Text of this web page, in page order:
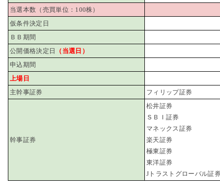
当選本数（売買単位：100株）
仮条件決定日
ＢＢ期間
公開価格決定日
（当選日）
申込期間
上場日
主幹事証券
フィリップ証券
幹事証券
松井証券
ＳＢＩ証券
マネックス証券
楽天証券
極東証券
東洋証券
Jトラストグローバル証